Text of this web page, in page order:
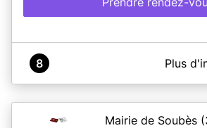
A propos de Mairie Narbonne
renouvellement de CNI et/ou
changement d'adresse, ne pourra
8 Plus
Mairie de Soubès